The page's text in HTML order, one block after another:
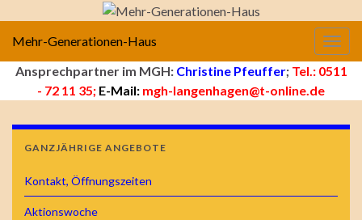
Mehr-Generationen-Haus
Ansprechpartner im MGH: Christine Pfeuffer; Tel.: 0511
- 72 11 35; E-Mail: mgh-langenhagen@t-online.de
GANZJÄHRIGE ANGEBOTE
Kontakt, Öffnungszeiten
Aktionswoche